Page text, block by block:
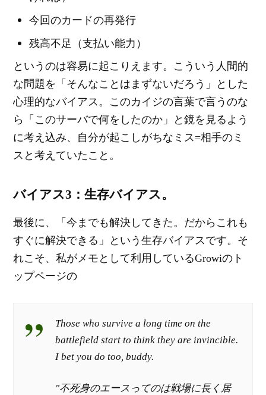
今回のカードの再発行
残高不足（支払い能力）
というのは容易に起こりえます。こういう人間的
な問題を「そんなことはまずないだろう」とした
心理的なバイアス。このカイジの言葉で言うのな
ら「このサーバで何をしたのか」と鏡を見るよう
に考え込み、自分が起こしがちなミス=相手のミ
スと考えていたこと。
バイアス3：生存バイアス。
最後に、「今までも解決してきた。だからこれも
すぐに解決できる」という生存バイアスです。そ
れこそ、私がメモとして利用しているGrowiのト
ップページの
Those who survive a long time on the
battlefield start to think they are invincible.
I bet you do too, buddy.
"不死身のエースってのは戦場に長く居